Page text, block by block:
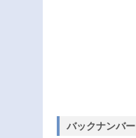
バックナンバー